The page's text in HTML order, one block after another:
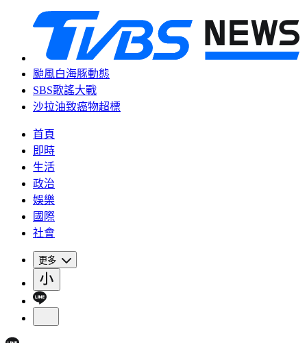
颱風白海豚動態
SBS歌謠大戰
沙拉油致癌物超標
首頁
即時
生活
政治
娛樂
國際
社會
更多